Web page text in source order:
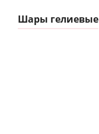
Шары гелиевые